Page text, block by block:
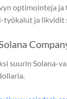
optimointeja ja
työkalut ja likvidit
suurin Solana-